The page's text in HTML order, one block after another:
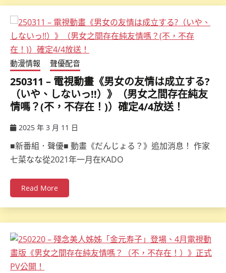
動漫情報 聲優配音
250311 – 電視動畫《男女の友情は成立する?
（いや、しないっ!!）》（男女之間存在純友
情嗎？(不，不存在！)）確定4/4放送！
2025 年 3 月 11 日
■新番組．聲優■ 動畫《だんじょる？》追加消息！ 作家
七菜なな從2021年一月在KADO
Read More